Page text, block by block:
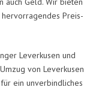
Preis-
Leverkusen und
von Leverkusen
ein unverbindliches